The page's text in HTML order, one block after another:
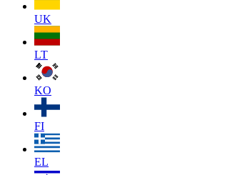
UK
LT
KO
FI
EL